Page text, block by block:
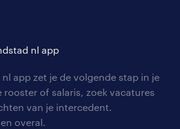
nl app
app zet je de volgende stap in je
rooster of salaris, zoek vacatures
van je intercedent.
overal.